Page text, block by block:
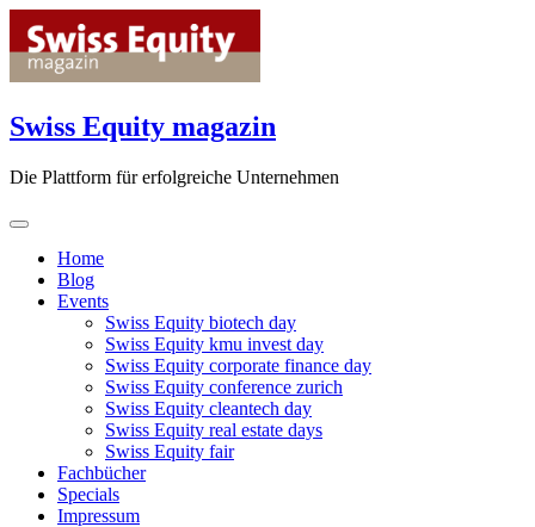
content
Swiss Equity magazin
Die Plattform für erfolgreiche Unternehmen
Home
Blog
Events
Swiss Equity biotech day
Swiss Equity kmu invest day
Swiss Equity corporate finance day
Swiss Equity conference zurich
Swiss Equity cleantech day
Swiss Equity real estate days
Swiss Equity fair
Fachbücher
Specials
Impressum